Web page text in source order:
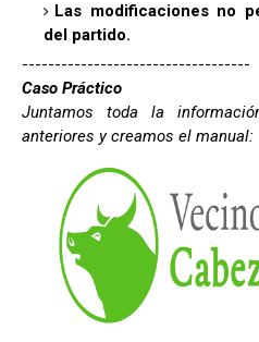
Las modificaciones no
del partido.
-----------------------------------
Caso Práctico
Juntamos toda la
anteriores y creamos el manual: